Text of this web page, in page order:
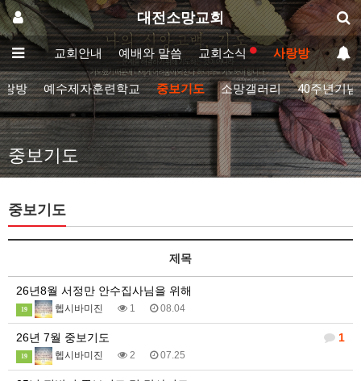
대전소망교회
메인 교회안내 예배와 말씀 교회소식 사랑방
랑방 예수제자훈련학교 중보기도 소망갤러리 40주년기
중보기도
중보기도
제목
26년8월 서정만 안수집사님을 위해
19 헵시바미진 1 08.04
1
26년 7월 중보기도
19 헵시바미진 2 07.25